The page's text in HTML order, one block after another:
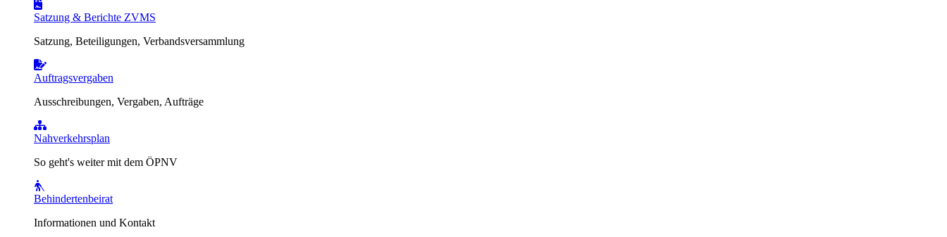
Satzung & Berichte ZVMS
Satzung, Beteiligungen, Verbandsversammlung
Auftragsvergaben
Ausschreibungen, Vergaben, Aufträge
Nahverkehrsplan
So geht's weiter mit dem ÖPNV
Behindertenbeirat
Informationen und Kontakt